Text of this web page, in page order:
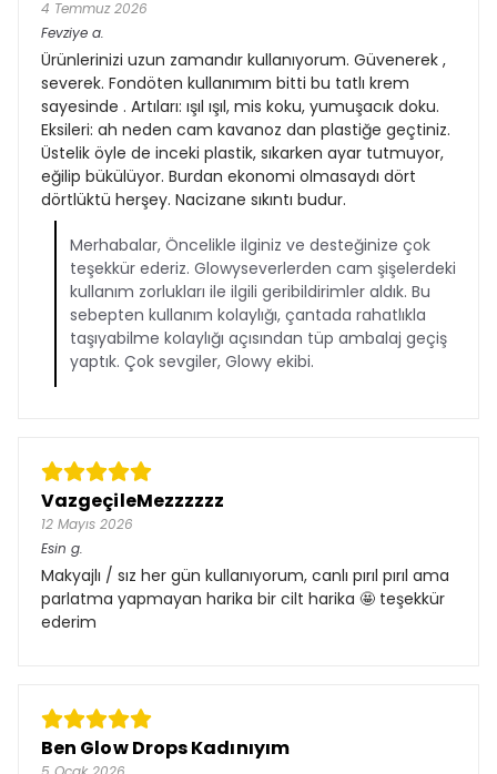
4 Temmuz 2026
Fevziye a.
Ürünlerinizi uzun zamandır kullanıyorum. Güvenerek ,
severek. Fondöten kullanımım bitti bu tatlı krem
sayesinde . Artıları: ışıl ışıl, mis koku, yumuşacık doku.
Eksileri: ah neden cam kavanoz dan plastiğe geçtiniz.
Üstelik öyle de inceki plastik, sıkarken ayar tutmuyor,
eğilip bükülüyor. Burdan ekonomi olmasaydı dört
dörtlüktü herşey. Nacizane sıkıntı budur.
Merhabalar, Öncelikle ilginiz ve desteğinize çok
teşekkür ederiz. Glowyseverlerden cam şişelerdeki
kullanım zorlukları ile ilgili geribildirimler aldık. Bu
sebepten kullanım kolaylığı, çantada rahatlıkla
taşıyabilme kolaylığı açısından tüp ambalaj geçiş
yaptık. Çok sevgiler, Glowy ekibi.
VazgeçileMezzzzzz
12 Mayıs 2026
Esin g.
Makyajlı / sız her gün kullanıyorum, canlı pırıl pırıl ama
parlatma yapmayan harika bir cilt harika 🤩 teşekkür
ederim
Ben Glow Drops Kadınıyım